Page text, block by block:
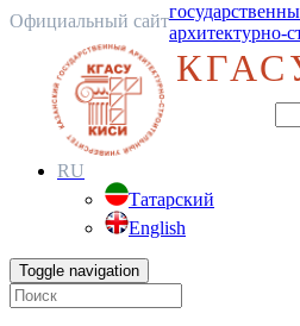
Официальный сайт
архитектурно-
RU
Татарский
English
Toggle navigation